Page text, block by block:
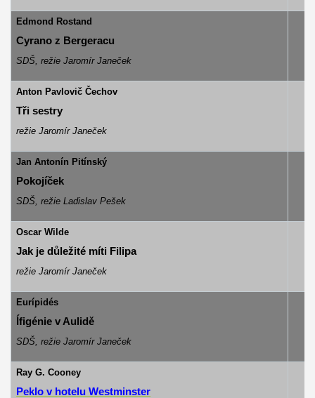
Edmond Rostand
Cyrano z Bergeracu
SDŠ, režie Jaromír Janeček
Anton Pavlovič Čechov
Tři sestry
režie Jaromír Janeček
Jan Antonín Pitínský
Pokojíček
SDŠ, režie Ladislav Pešek
Oscar Wilde
Jak je důležité míti Filipa
režie Jaromír Janeček
Eurípidés
Ífigénie v Aulidě
SDŠ, režie Jaromír Janeček
Ray G. Cooney
Peklo v hotelu Westminster